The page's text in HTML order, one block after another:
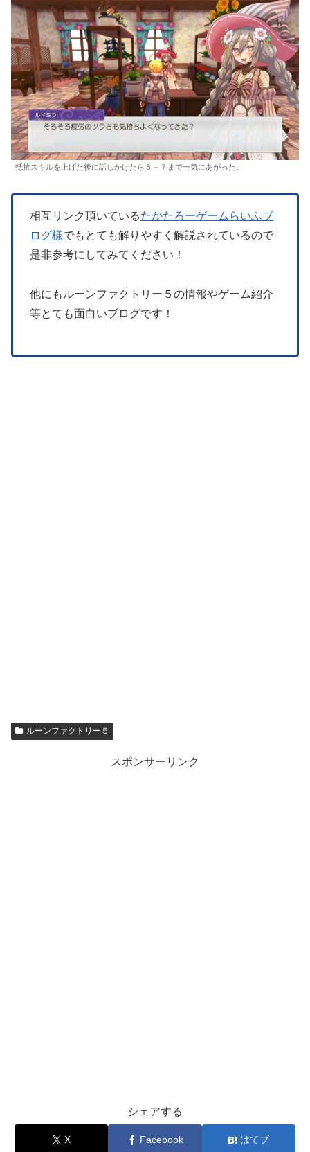
抵抗スキルを上げた後に話しかけたら５－７まで一気にあがった。
相互リンク頂いているたかたろーゲームらいふブ
ログ様でもとても解りやすく解説されているので
是非参考にしてみてください！
他にもルーンファクトリー５の情報やゲーム紹介
等とても面白いブログです！
ルーンファクトリー５
スポンサーリンク
シェアする
X Facebook はてブ